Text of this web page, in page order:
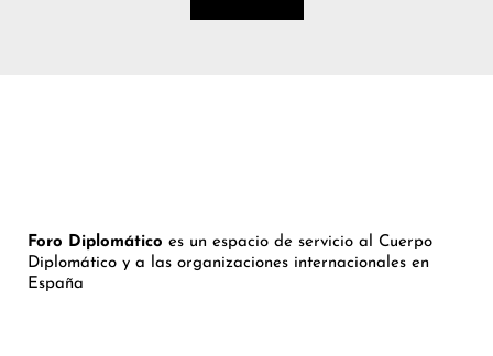
Foro Diplomático es un espacio de servicio al Cuerpo
Diplomático y a las organizaciones internacionales en
España